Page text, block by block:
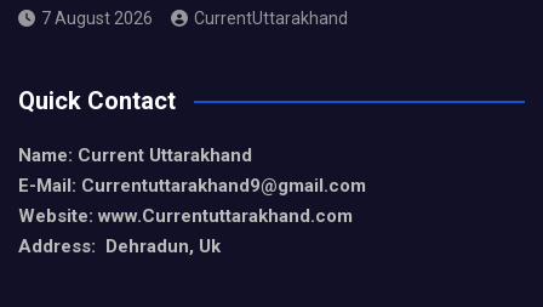
7 August 2026 CurrentUttarakhand
Quick Contact
Name: Current Uttarakhand
E-Mail: Currentuttarakhand9@gmail.com
Website: www.Currentuttarakhand.com
Address: Dehradun, Uk